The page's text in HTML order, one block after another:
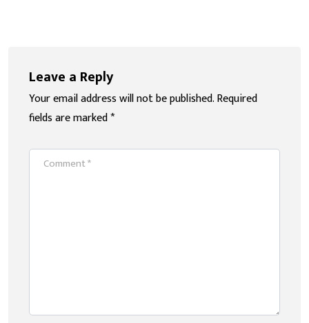
Leave a Reply
Your email address will not be published.Required
fields are marked*